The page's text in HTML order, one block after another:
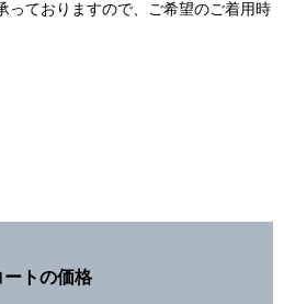
っておりますので、ご希望のご着用時
トの価格